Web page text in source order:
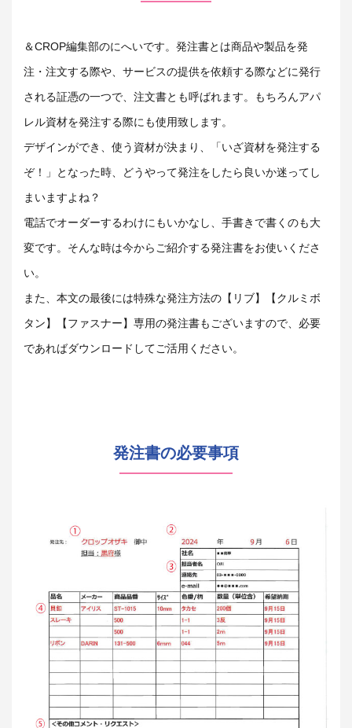
＆CROP編集部のにへいです。発注書とは商品や製品を発
注・注文する際や、サービスの提供を依頼する際などに発行
される証憑の一つで、注文書とも呼ばれます。
もちろんアパ
レル資材を発注する際にも使用致します。
デザインができ、使う資材が決まり、「いざ資材を発注する
ぞ！」となった時、どうやって発注をしたら良いか迷ってし
まいますよね？
電話でオーダーするわけにもいかなし、手書きで書くのも大
変です。そんな時は今からご紹介する発注書をお使いくださ
い。
また、本文の最後には特殊な発注方法の【リブ】【クルミボ
タン】【ファスナー】専用の発注書もございますので、必要
であればダウンロードしてご活用ください。
発注書の必要事項